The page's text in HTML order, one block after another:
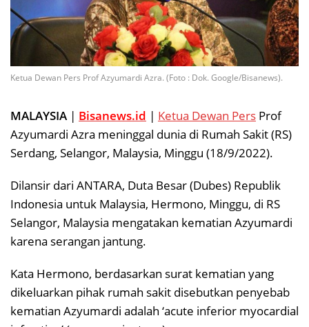
Ketua Dewan Pers Prof Azyumardi Azra. (Foto : Dok. Google/Bisanews).
MALAYSIA | Bisanews.id | Ketua Dewan Pers Prof
Azyumardi Azra meninggal dunia di Rumah Sakit (RS)
Serdang, Selangor, Malaysia, Minggu (18/9/2022).
Dilansir dari ANTARA, Duta Besar (Dubes) Republik
Indonesia untuk Malaysia, Hermono, Minggu, di RS
Selangor, Malaysia mengatakan kematian Azyumardi
karena serangan jantung.
Kata Hermono, berdasarkan surat kematian yang
dikeluarkan pihak rumah sakit disebutkan penyebab
kematian Azyumardi adalah ‘acute inferior myocardial